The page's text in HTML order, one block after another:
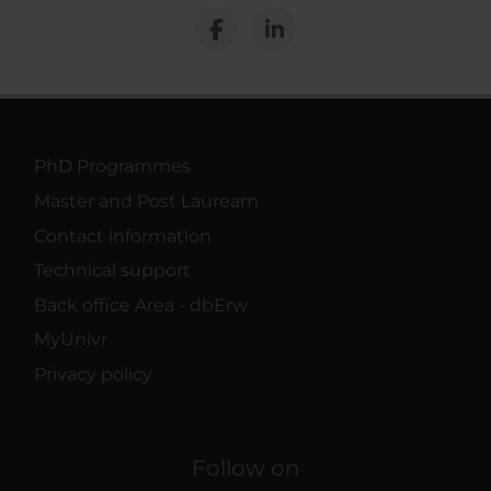
PhD Programmes
Master and Post Lauream
Contact information
Technical support
Back office Area - dbErw
MyUnivr
Privacy policy
Follow on